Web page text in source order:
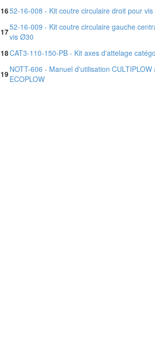
1652-16-008 - Kit coutre circulaire droit pour
1752-16-009 - Kit coutre circulaire gauche
vis Ø30
18CAT3-110-150-PB - Kit axes d'attelage
19NOTT-606 - Manuel d'utilisation CULTIPLOW
ECOPLOW